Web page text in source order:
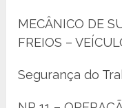
MECÂNICO DE
FREIOS –
Segurança do